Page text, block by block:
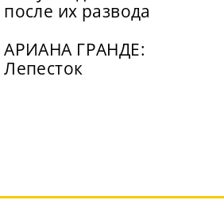
после их развода
АРИАНА ГРАНДЕ:
Лепесток